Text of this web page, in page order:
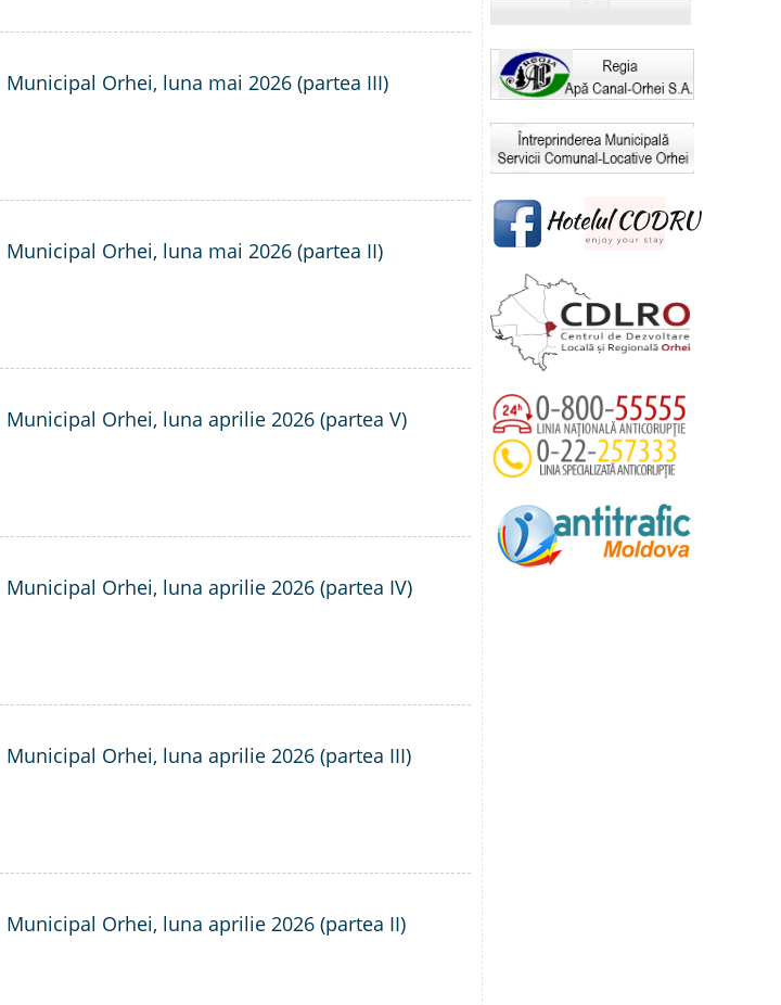
Orhei, luna mai 2026 (partea III)
Orhei, luna mai 2026 (partea II)
Orhei, luna aprilie 2026 (partea V)
Orhei, luna aprilie 2026 (partea IV)
Orhei, luna aprilie 2026 (partea III)
Orhei, luna aprilie 2026 (partea II)